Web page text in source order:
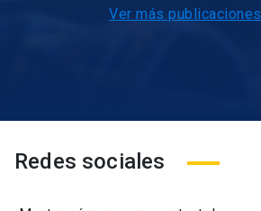
Ver más publicaciones
Redes sociales